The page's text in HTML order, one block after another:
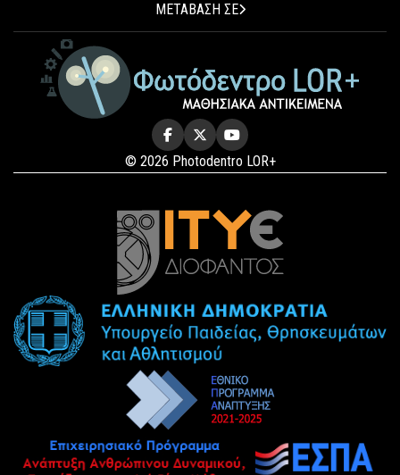
ΜΕΤΑΒΑΣΗ ΣΕ
© 2026 Photodentro LOR+